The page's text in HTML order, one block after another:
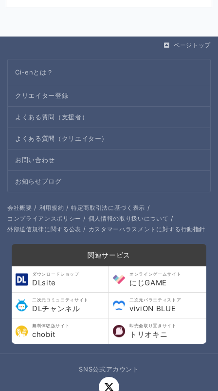
ページトップ
Ci-enとは？
クリエイター登録
よくある質問（支援者）
よくある質問（クリエイター）
お問い合わせ
お知らせブログ
会社概要 / 利用規約 / 特定商取引法に基づく表示 /
コンプライアンスポリシー / 個人情報の取り扱いについて /
外部送信規律に関する公表 / カスタマーハラスメントに対する行動指針
関連サービス
ダウンロードショップ
DLsite
オンラインゲームサイト
にじGAME
二次元コミュニティサイト
DLチャンネル
二次元バラエティストア
viviON BLUE
無料体験版サイト
chobit
即売会取り置きサイト
トリオキニ
SNS公式アカウント